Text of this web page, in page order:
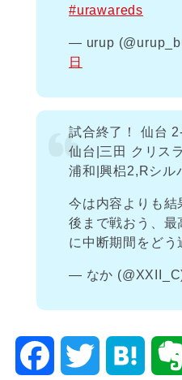
#urawareds
— urup
日
試合終了！ 仙台
仙台|三田 クリス
浦和|興梠2,Rシル
今は内容よりも
後まで戦おう、最
に中断期間をどう
— なか